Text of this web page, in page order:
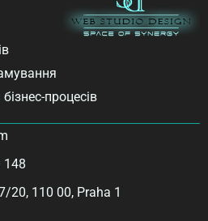
процесів
148
20, 110 00, Praha 1